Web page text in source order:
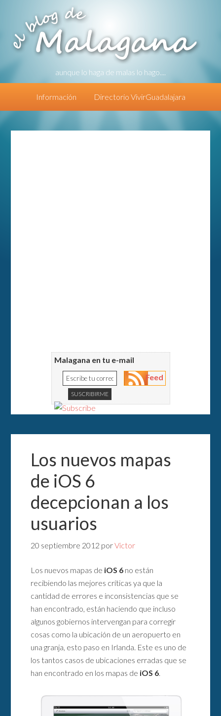
aunque lo haga de malas lo hago....
Información Directorio VivirGuadalajara
Malagana en tu e-mail
Feed
Los nuevos mapas
de iOS 6
decepcionan a los
usuarios
20 septiembre 2012 porVictor
Los nuevos mapas de iOS 6 no están
recibiendo las mejores críticas ya que la
cantidad de errores e inconsistencias que se
han encontrado, están haciendo que incluso
algunos gobiernos intervengan para corregir
cosas como la ubicación de un aeropuerto en
una granja, esto paso en Irlanda. Este es uno de
los tantos casos de ubicaciones erradas que se
han encontrado en los mapas de iOS 6.